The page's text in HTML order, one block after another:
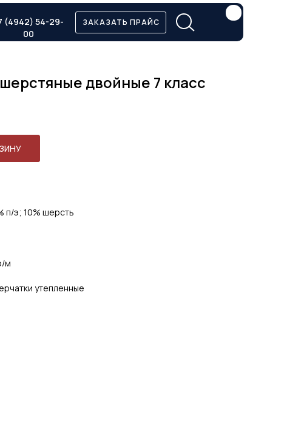
ЗАКАЗАТЬ ПРАЙС
(4942) 54-29-
00
двойные 7 класс
п/э; 10% шерсть
м
утепленные